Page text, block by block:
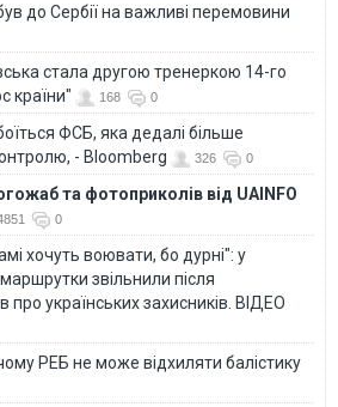
до Сербії на важливі перемовини
стала другою тренеркою 14-го
країни"
168 0
ФСБ, яка дедалі більше
- Bloomberg
326 0
та фотоприколів від UAINFO
0
хочуть воювати, бо дурні": у
звільнили після
про українських захисників. ВІДЕО
РЕБ не може відхиляти балістику